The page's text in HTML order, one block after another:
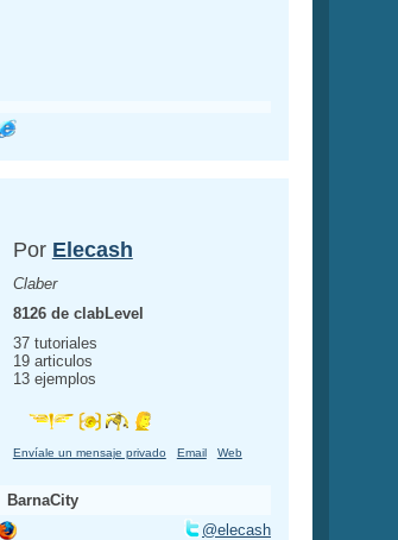
Por Elecash
Claber
8126 de clabLevel
37 tutoriales
19 articulos
13 ejemplos
Envíale un mensaje privado Email Web
BarnaCity
@elecash